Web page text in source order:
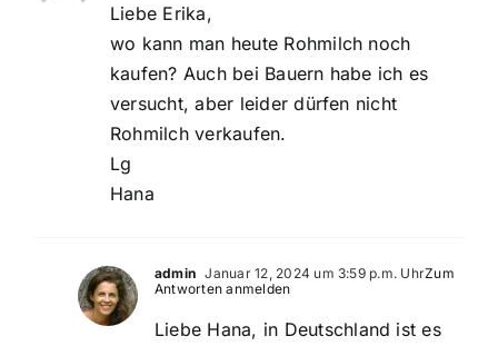
Liebe Erika,
wo kann man heute Rohmilch noch
kaufen? Auch bei Bauern habe ich es
versucht, aber leider dürfen nicht
Rohmilch verkaufen.
Lg
Hana
admin Januar 12, 2024 um 3:59 p.m. UhrZum
Antworten anmelden
Liebe Hana, in Deutschland ist es